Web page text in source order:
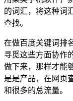
的词汇，将这种词
查找。
在做百度关键词排
寻觅这些方面协作
做下来，那样才能
是是产品，在网页
和很多的总流量。